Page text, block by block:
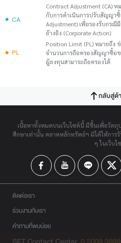
CA
Contract Adjustment (CA) ห
กับการดำเนินการปรับสัญญา
Adjustment) เพื่อรองรับกร
อ้างอิง (Corporate Action)
PL
Position Limit (PL) หมายถึง
จำนวนการถือครองสัญญาซื้อ
ผู้ลงทุนสามารถถือครองได้
กลับสู่ด้
เนื้อหาทั้งหมดบนเว็บไซต์นี้ มีขึ้นเพื่อวัตถุ
ศึกษาเท่านั้น ตลาดหลักทรัพย์ฯ มิได้ให้การ
ๆ ในเว็บไ
ติดต่อเรา
ร่วมงานกับเรา
คำถามที่พบบ่อย